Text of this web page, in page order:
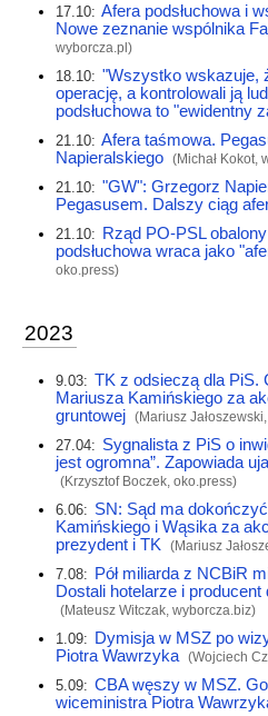
17.10: Afera podsłuchowa i
Nowe zeznanie wspólnika
wyborcza.pl)
18.10: "Wszystko wskazuje,
operację, a kontrolowali ją
podsłuchowa to "ewidentny
21.10: Afera taśmowa.
Napieralskiego (Michał Kokot,
21.10: "GW": Grzegorz
Pegasusem. Dalszy ciąg
21.10: Rząd PO-PSL
podsłuchowa wraca jako
oko.press)
2023
9.03: TK z odsieczą dla PiS.
Mariusza Kamińskiego za
gruntowej (Mariusz Jałoszewski,
27.04: Sygnalista z PiS o
jest ogromna”. Zapowiada
(Krzysztof Boczek, oko.press)
6.06: SN: Sąd ma
Kamińskiego i Wąsika za
prezydent i TK
(Mariusz
7.08: Pół miliarda z NCBiR
Dostali hotelarze i
(Mateusz Witczak, wyborcza.biz)
1.09: Dymisja w MSZ po
Piotra Wawrzyka (Wojciech
5.09: CBA węszy w MSZ.
wiceministra Piotra